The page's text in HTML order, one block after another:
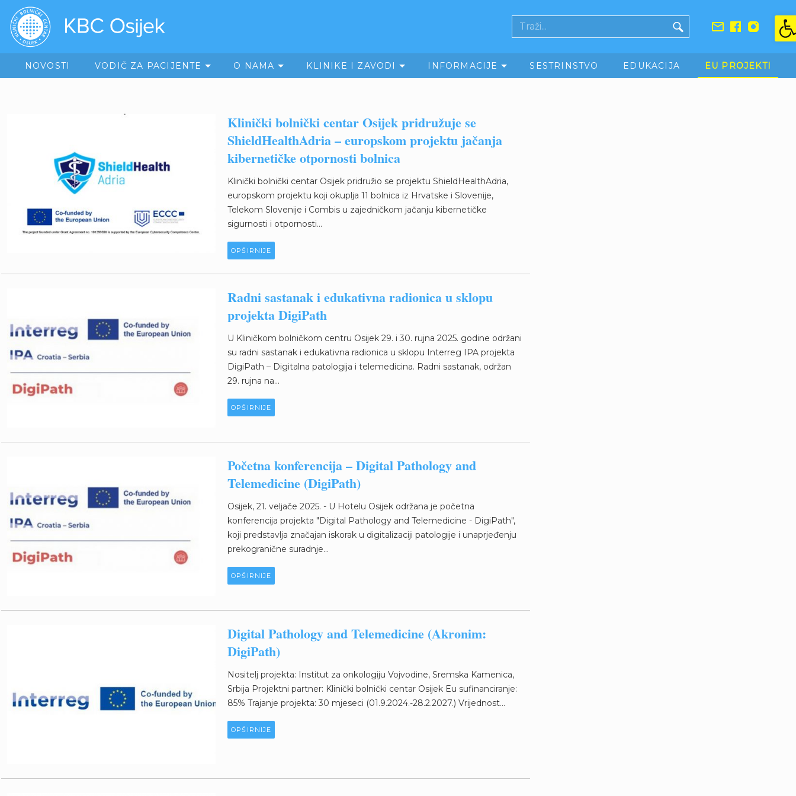
NOVOSTI VODIČ ZA PACIJENTE O NAMA KLINIKE I ZAVODI INFORMACIJE SESTRINSTVO EDUKACIJA EU PROJEKTI
Klinički bolnički centar Osijek pridružuje se
ShieldHealthAdria – europskom projektu jačanja
kibernetičke otpornosti bolnica
Klinički bolnički centar Osijek pridružio se projektu ShieldHealthAdria,
europskom projektu koji okuplja 11 bolnica iz Hrvatske i Slovenije,
Telekom Slovenije i Combis u zajedničkom jačanju kibernetičke
sigurnosti i otpornosti...
OPŠIRNIJE
Radni sastanak i edukativna radionica u sklopu
projekta DigiPath
U Kliničkom bolničkom centru Osijek 29. i 30. rujna 2025. godine održani
su radni sastanak i edukativna radionica u sklopu Interreg IPA projekta
DigiPath – Digitalna patologija i telemedicina. Radni sastanak, održan
29. rujna na...
OPŠIRNIJE
Početna konferencija – Digital Pathology and
Telemedicine (DigiPath)
Osijek, 21. veljače 2025. - U Hotelu Osijek održana je početna
konferencija projekta "Digital Pathology and Telemedicine - DigiPath",
koji predstavlja značajan iskorak u digitalizaciji patologije i unaprjeđenju
prekogranične suradnje...
OPŠIRNIJE
Digital Pathology and Telemedicine (Akronim:
DigiPath)
Nositelj projekta: Institut za onkologiju Vojvodine, Sremska Kamenica,
Srbija Projektni partner: Klinički bolnički centar Osijek Eu sufinanciranje:
85% Trajanje projekta: 30 mjeseci (01.9.2024.-28.2.2027.) Vrijednost...
OPŠIRNIJE